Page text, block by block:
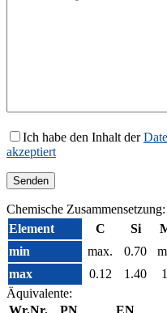
Ich habe den Inhalt der
akzeptiert
Chemische Zusammensetzung:
Element
C Si
min
max. 0.70
max
0.12 1.40
Äquivalente: